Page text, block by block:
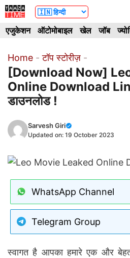
Skip
to
content
एजुकेशन ऑटोमोबाइल खेल जॉब
Home -टॉप स्टोरीज़ -
[Download Now]
Online Download
डाउनलोड !
Sarvesh Giri
Updated on: 19 October 2023
WhatsApp Channel
Telegram Group
स्वागत है आपका हमारे एक और